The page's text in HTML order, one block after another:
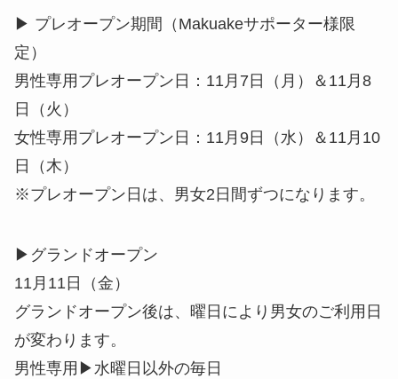
▶︎ プレオープン期間（Makuakeサポーター様限
定）
男性専用プレオープン日：11月7日（月）＆11月8
日（火）
女性専用プレオープン日：11月9日（水）＆11月10
日（木）
※プレオープン日は、男女2日間ずつになります。
▶︎グランドオープン
11月11日（金）
グランドオープン後は、曜日により男女のご利用日
が変わります。
男性専用▶︎水曜日以外の毎日